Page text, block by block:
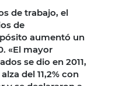
de trabajo, el
de
aumentó un
«El mayor
se dio en 2011,
del 11,2% con